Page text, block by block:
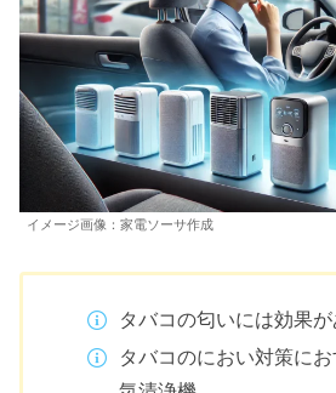
イメージ画像：家電ソーサ作成
タバコの匂いには効果
タバコのにおい対策に